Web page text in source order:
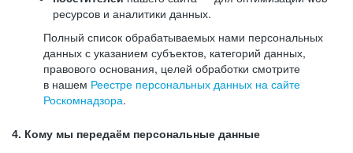
ресурсов и аналитики данных.
Полный список обрабатываемых нами персональных
данных с указанием субъектов, категорий данных,
правового основания, целей обработки смотрите
в нашем Реестре персональных данных на сайте
Роскомнадзора.
4. Кому мы передаём персональные данные